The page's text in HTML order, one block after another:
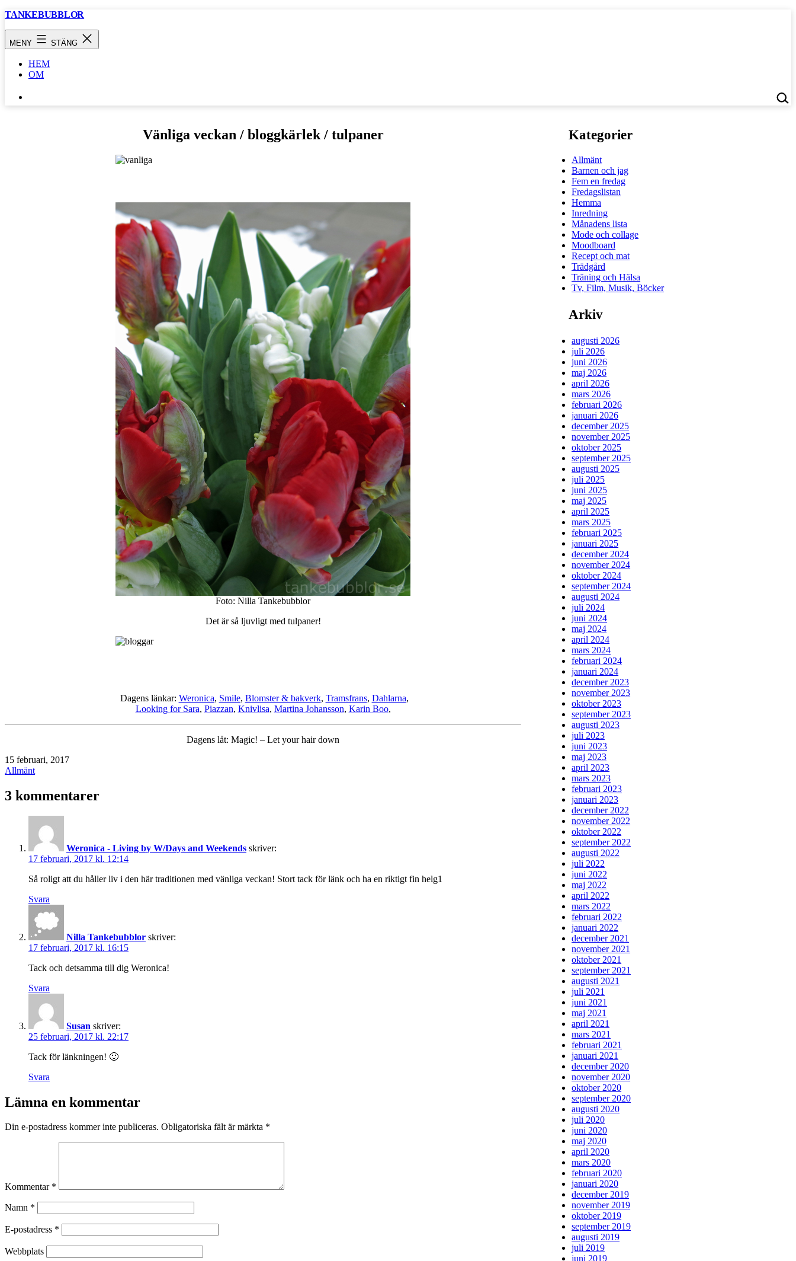
Hoppa
TANKEBUBBLOR
MENY STÄNG
HEM
OM
…
Vänliga veckan / bloggkärlek / tulpaner
Foto: Nilla Tankebubblor
Det är så ljuvligt med tulpaner!
Dagens länkar: Weronica, Smile, Blomster & bakverk, Tramsfrans, Dahlarna,
Looking for Sara, Piazzan, Knivlisa, Martina Johansson, Karin Boo,
Dagens låt: Magic! – Let your hair down
Publicerat
den
15 februari, 2017
Kategoriserat
Allmänt
3 kommentarer
Weronica - Living by W/Days and Weekends skriver:
17 februari, 2017 kl. 12:14
Så roligt att du håller liv i den här traditionen med vänliga veckan! Stort tack för länk och ha en riktigt fin helg1
Svara
Nilla Tankebubblor skriver:
17 februari, 2017 kl. 16:15
Tack och detsamma till dig Weronica!
Svara
Susan skriver:
25 februari, 2017 kl. 22:17
Tack för länkningen! 🙂
Svara
Lämna en kommentar
Din e-postadress kommer inte publiceras. Obligatoriska fält är märkta *
Kommentar *
Namn *
E-postadress *
Webbplats
Kategorier
Allmänt
Barnen och jag
Fem en fredag
Fredagslistan
Hemma
Inredning
Månadens lista
Mode och collage
Moodboard
Recept och mat
Trädgård
Träning och Hälsa
Tv, Film, Musik, Böcker
Arkiv
augusti 2026
juli 2026
juni 2026
maj 2026
april 2026
mars 2026
februari 2026
januari 2026
december 2025
november 2025
oktober 2025
september 2025
augusti 2025
juli 2025
juni 2025
maj 2025
april 2025
mars 2025
februari 2025
januari 2025
december 2024
november 2024
oktober 2024
september 2024
augusti 2024
juli 2024
juni 2024
maj 2024
april 2024
mars 2024
februari 2024
januari 2024
december 2023
november 2023
oktober 2023
september 2023
augusti 2023
juli 2023
juni 2023
maj 2023
april 2023
mars 2023
februari 2023
januari 2023
december 2022
november 2022
oktober 2022
september 2022
augusti 2022
juli 2022
juni 2022
maj 2022
april 2022
mars 2022
februari 2022
januari 2022
december 2021
november 2021
oktober 2021
september 2021
augusti 2021
juli 2021
juni 2021
maj 2021
april 2021
mars 2021
februari 2021
januari 2021
december 2020
november 2020
oktober 2020
september 2020
augusti 2020
juli 2020
juni 2020
maj 2020
april 2020
mars 2020
februari 2020
januari 2020
december 2019
november 2019
oktober 2019
september 2019
augusti 2019
juli 2019
juni 2019